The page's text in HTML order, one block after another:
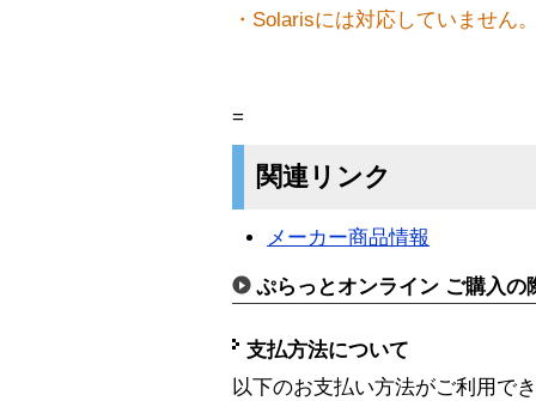
・Solarisには対応していません
=
関連リンク
メーカー商品情報
ぷらっとオンライン ご購入の
支払方法について
以下のお支払い方法がご利用で